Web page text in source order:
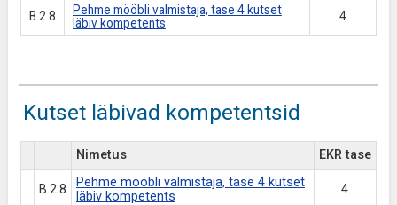
B.2.8
Pehme mööbli valmistaja, tase 4 kutset
läbiv kompetents
4
Kutset läbivad kompetentsid
Nimetus EKR tase
B.2.8
Pehme mööbli valmistaja, tase 4 kutset
läbiv kompetents
4